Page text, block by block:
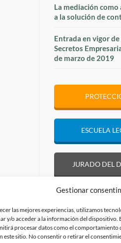
Gestionar
las mejores experiencias, utilizamos
y/o acceder a la información del dispositivo.
procesar datos como el comportamiento
este sitio. No consentir o retirar el
La mediación
a la solución de
Entrada en vigor de
Secretos
de marzo de 2019
ESCUELA
JURADO DEL